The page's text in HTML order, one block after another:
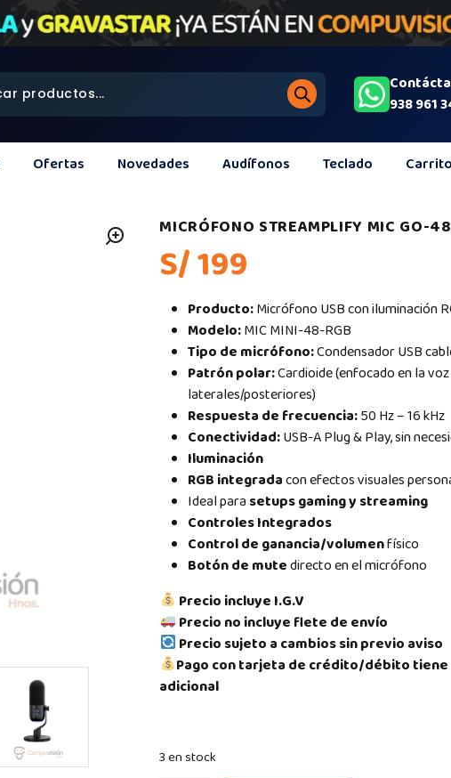
938 961
Ofertas Novedades Audífonos Teclado Carrito
MICRÓFONO STREAMPLIFY MIC GO-
S/ 199
Producto:Micrófono USB con iluminación
Modelo:MIC MINI-48-RGB
Tipo de micrófono:Condensador USB
Patrón polar:Cardioide (enfocado en la
laterales/posteriores)
Respuesta de frecuencia:50 Hz – 16 kHz
Conectividad:USB-A Plug & Play, sin
Iluminación
RGB integradacon efectos visuales
Ideal para setups gaming y streaming
Controles Integrados
Control de ganancia/volumenfísico
Botón de mutedirecto en el micrófono
Precio incluye I.G.V
Precio no incluye flete de envío
Precio sujeto a cambios sin previo aviso
Pago con tarjeta de crédito/débito tiene
adicional
3 en stock